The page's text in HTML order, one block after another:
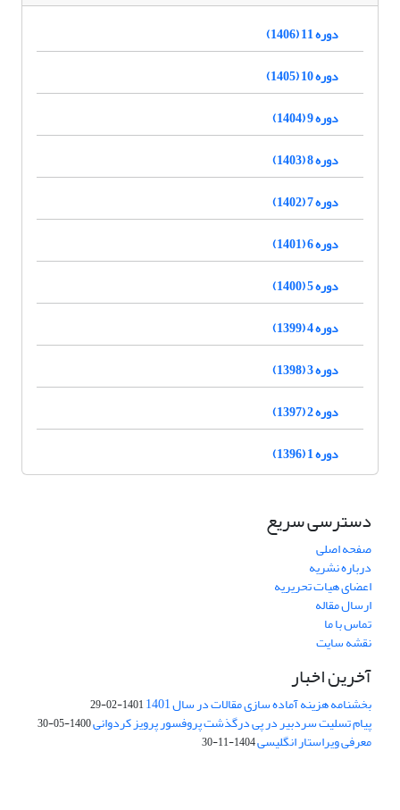
دوره 11 (1406)
دوره 10 (1405)
دوره 9 (1404)
دوره 8 (1403)
دوره 7 (1402)
دوره 6 (1401)
دوره 5 (1400)
دوره 4 (1399)
دوره 3 (1398)
دوره 2 (1397)
دوره 1 (1396)
دسترسی سریع
صفحه اصلی
درباره نشریه
اعضای هیات تحریریه
ارسال مقاله
تماس با ما
نقشه سایت
آخرین اخبار
بخشنامه هزینه آماده سازی مقالات در سال 1401 1401-02-29
پیام تسلیت سردبیر در پی درگذشت پروفسور پرویز کردوانی1400-05-30
معرفی ویراستار انگلیسی1404-11-30